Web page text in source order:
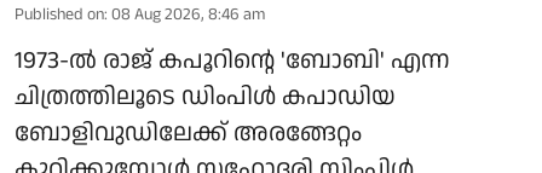
Published on: 08 Aug 2026, 8:46 am
1973-ല്‍ രാജ് കപൂറിന്റെ 'ബോബി' എന്ന
ചിത്രത്തിലൂടെ ഡിംപിള്‍ കപാഡിയ
ബോളിവുഡിലേക്ക് അരങ്ങേറ്റം